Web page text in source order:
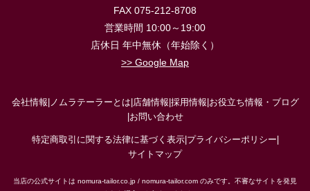
FAX 075-212-8708
営業時間 10:00～19:00
店休日 年中無休（年始除く）
>> Google Map
会社情報 ノムラテーラーとは 店舗情報 採用情報 お役立ち情報・ブログ
お問い合わせ
特定商取引に関する法律に基づく表示| プライバシーポリシー
サイトマップ
当店の公式サイトは nomura-tailor.co.jp / nomura-tailor.com のみです。不審なサイトを発見